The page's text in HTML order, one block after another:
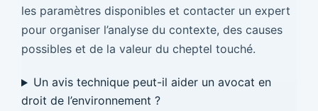
les paramètres disponibles et contacter un expert
pour organiser l’analyse du contexte, des causes
possibles et de la valeur du cheptel touché.
Un avis technique peut-il aider un avocat en
droit de l’environnement ?